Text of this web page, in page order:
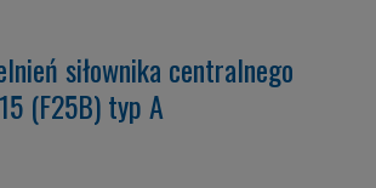
siłownika centralnego
(F25B) typ A